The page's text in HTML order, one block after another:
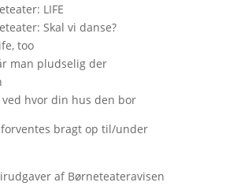
LIFE
Skal vi danse?
too
man pludselig der
ved hvor din hus den bor
bragt op til/under
af Børneteateravisen